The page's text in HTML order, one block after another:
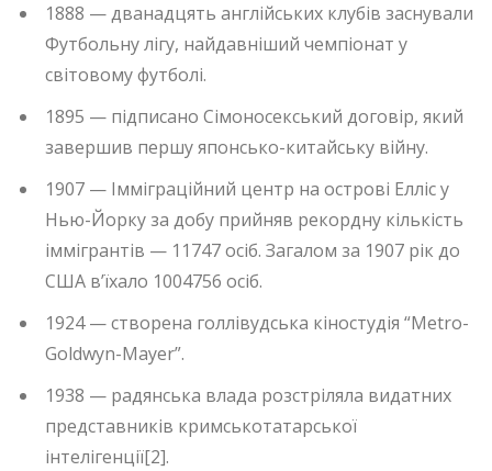
1888 — дванадцять англійських клубів заснували
Футбольну лігу, найдавніший чемпіонат у
світовому футболі.
1895 — підписано Сімоносекський договір, який
завершив першу японсько-китайську війну.
1907 — Імміграційний центр на острові Елліс у
Нью-Йорку за добу прийняв рекордну кількість
іммігрантів — 11747 осіб. Загалом за 1907 рік до
США в’їхало 1004756 осіб.
1924 — створена голлівудська кіностудія “Metro-
Goldwyn-Mayer”.
1938 — радянська влада розстріляла видатних
представників кримськотатарської
інтелігенції[2].